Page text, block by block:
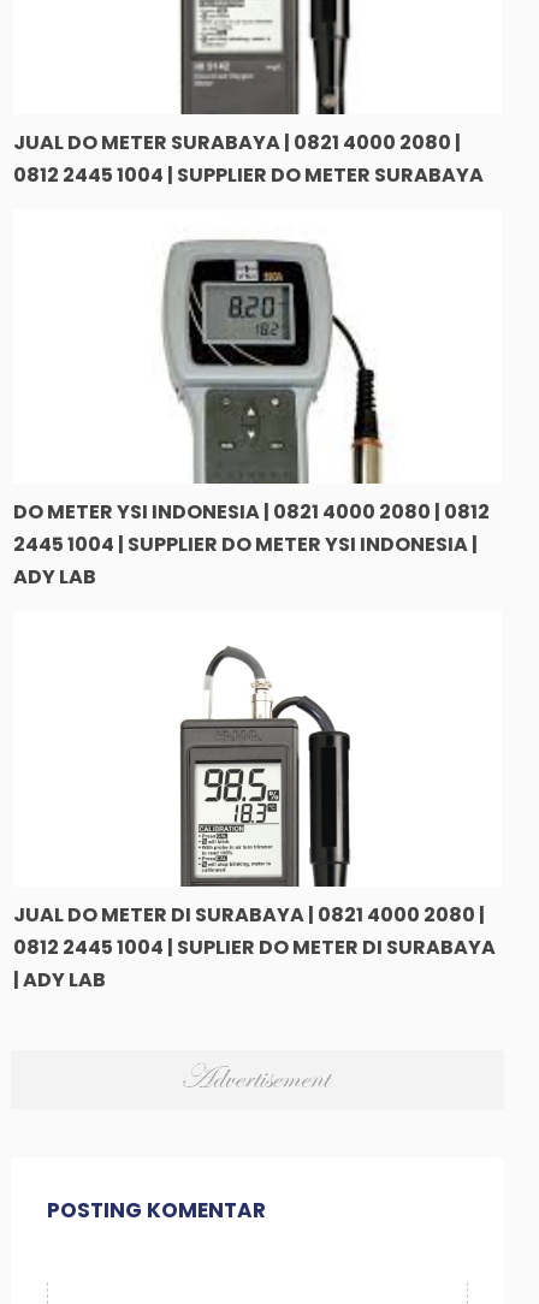
JUAL DO METER SURABAYA | 0821 4000 2080 |
0812 2445 1004 | SUPPLIER DO METER SURABAYA
DO METER YSI INDONESIA | 0821 4000 2080 | 0812
2445 1004 | SUPPLIER DO METER YSI INDONESIA |
ADY LAB
JUAL DO METER DI SURABAYA | 0821 4000 2080 |
0812 2445 1004 | SUPLIER DO METER DI SURABAYA
| ADY LAB
POSTING KOMENTAR